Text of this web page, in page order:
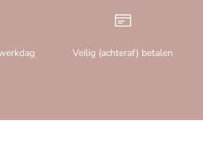
Veilig (achteraf) betalen